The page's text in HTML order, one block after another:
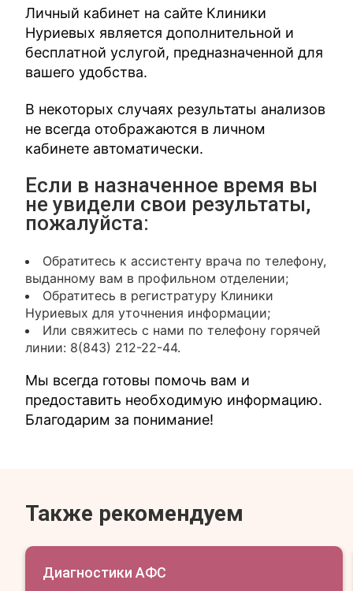
Личный кабинет на сайте Клиники
Нуриевых является дополнительной и
бесплатной услугой, предназначенной для
вашего удобства.
В некоторых случаях результаты анализов
не всегда отображаются в личном
кабинете автоматически.
Если в назначенное время вы
не увидели свои результаты,
пожалуйста:
Обратитесь к ассистенту врача по телефону,
выданному вам в профильном отделении;
Обратитесь в регистратуру Клиники
Нуриевых для уточнения информации;
Или свяжитесь с нами по телефону горячей
линии: 8(843) 212-22-44.
Мы всегда готовы помочь вам и
предоставить необходимую информацию.
Благодарим за понимание!
Также рекомендуем
Диагностики АФС